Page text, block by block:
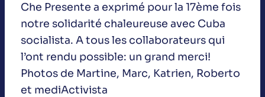
Che Presente a exprimé pour la 17ème fois
notre solidarité chaleureuse avec Cuba
socialista. A tous les collaborateurs qui
l’ont rendu possible: un grand merci!
Photos de Martine, Marc, Katrien, Roberto
et mediActivista